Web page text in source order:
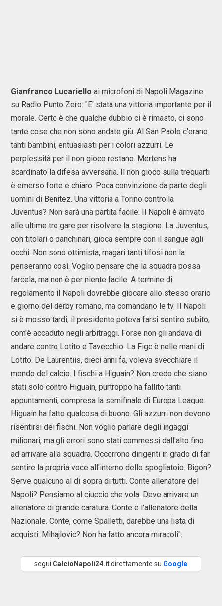
Gianfranco Lucariello ai microfoni di Napoli Magazine
su Radio Punto Zero: "E' stata una vittoria importante per il
morale. Certo è che qualche dubbio ci è rimasto, ci sono
tante cose che non sono andate giù. Al San Paolo c'erano
tanti bambini, entuasiasti per i colori azzurri. Le
perplessità per il non gioco restano. Mertens ha
scardinato la difesa avversaria. Il non gioco sulla trequarti
è emerso forte e chiaro. Poca convinzione da parte degli
uomini di Benitez. Una vittoria a Torino contro la
Juventus? Non sarà una partita facile. Il Napoli è arrivato
alle ultime tre gare per risolvere la stagione. La Juventus,
con titolari o panchinari, gioca sempre con il sangue agli
occhi. Non sono ottimista, magari tanti tifosi non la
penseranno così. Voglio pensare che la squadra possa
farcela, ma non è per niente facile. A termine di
regolamento il Napoli dovrebbe giocare allo stesso orario
e giorno del derby romano, ma comandano le tv. Il Napoli
si è mosso tardi, il presidente poteva farsi sentire subito,
com'è accaduto negli arbitraggi. Forse non gli andava di
andare contro Lotito e Tavecchio. La Figc è nelle mani di
Lotito. De Laurentiis, dieci anni fa, voleva svecchiare il
mondo del calcio. I fischi a Higuain? Non credo che siano
stati solo contro Higuain, purtroppo ha fallito tanti
appuntamenti, compresa la semifinale di Europa League.
Higuain ha fatto qualcosa di buono. Gli azzurri non devono
risentirsi dei fischi. Non voglio parlare degli ingaggi
milionari, ma gli errori sono stati commessi dall'alto fino
ad arrivare alla squadra. Occorrono dirigenti in grado di far
sentire la propria voce all'interno dello spogliatoio. Bigon?
Serve qualcuno al di sopra di tutti. Conte allenatore del
Napoli? Pensiamo al ciuccio che vola. Deve arrivare un
allenatore di grande caratura. Conte è l'allenatore della
Nazionale. Conte, come Spalletti, darebbe una lista di
acquisti. Mihajlovic? Non ha fatto ancora miracoli".
segui CalcioNapoli24.itdirettamente su Google